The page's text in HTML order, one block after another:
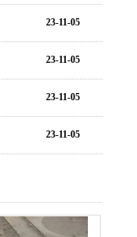
23-11-05
23-11-05
23-11-05
23-11-05